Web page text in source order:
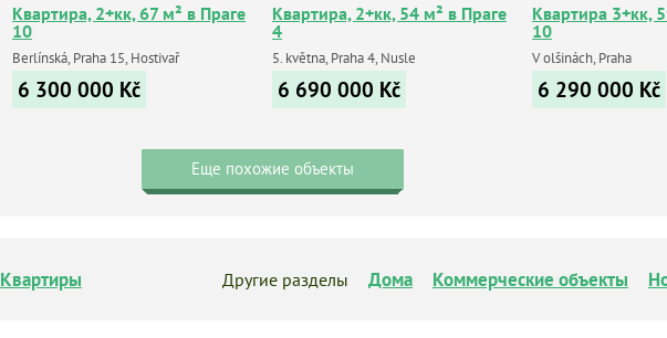
Квартира, 2+кк, 67 м² в Праге
10
Berlínská, Praha 15, Hostivař
6 300 000 Kč
Квартира, 2+кк, 54 м² в Праге
4
5. května, Praha 4, Nusle
6 690 000 Kč
Квартира 3+кк,
10
V olšinách, Praha
6 290 000 Kč
Еще похожие объекты
Квартиры Другие разделы Дома Коммерческие объекты